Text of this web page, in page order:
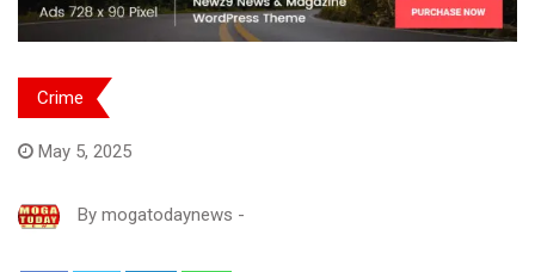
Crime
May 5, 2025
By mogatodaynews -